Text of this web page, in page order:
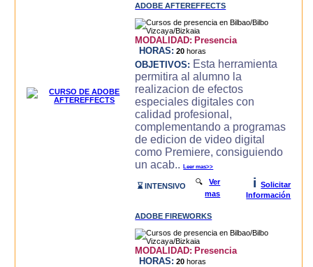
ADOBE AFTEREFFECTS
MODALIDAD: Presencia
HORAS: 20 horas
OBJETIVOS: Esta herramienta
permitira al alumno la
realizacion de efectos
especiales digitales con
calidad profesional,
complementando a programas
de edicion de video digital
como Premiere, consiguiendo
un acab..Leer mas>>
⌛ INTENSIVO 🔍Ver
mas
i
Solicitar
Información
ADOBE FIREWORKS
MODALIDAD: Presencia
HORAS: 20 horas